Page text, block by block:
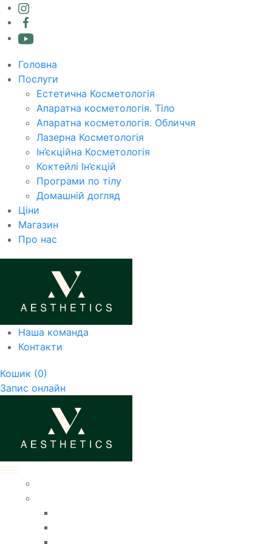
Головна
Послуги
Естетична Косметологія
Апаратна косметологія. Тіло
Апаратна косметологія. Обличчя
Лазерна Косметологія
Ін’єкційна Косметологія
Коктейлі Ін’єкцій
Програми по тілу
Домашній догляд
Ціни
Магазин
Про нас
Наша команда
Контакти
Кошик (0)
Запис онлайн